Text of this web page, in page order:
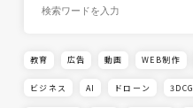
教育 広告 動画 WEB制作
ビジネス AI ドローン 3DCG